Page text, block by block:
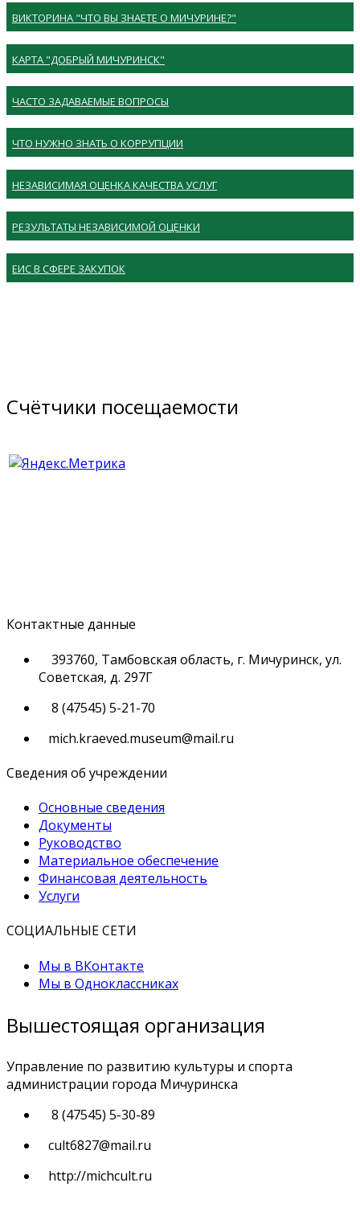
ВИКТОРИНА "ЧТО ВЫ ЗНАЕТЕ О МИЧУРИНЕ?"
КАРТА "ДОБРЫЙ МИЧУРИНСК"
ЧАСТО ЗАДАВАЕМЫЕ ВОПРОСЫ
ЧТО НУЖНО ЗНАТЬ О КОРРУПЦИИ
НЕЗАВИСИМАЯ ОЦЕНКА КАЧЕСТВА УСЛУГ
РЕЗУЛЬТАТЫ НЕЗАВИСИМОЙ ОЦЕНКИ
ЕИС В СФЕРЕ ЗАКУПОК
Счётчики посещаемости
Контактные данные
393760, Тамбовская область, г. Мичуринск, ул.
Советская, д. 297Г
8 (47545) 5-21-70
mich.kraeved.museum@mail.ru
Сведения об учреждении
Основные сведения
Документы
Руководство
Материальное обеспечение
Финансовая деятельность
Услуги
СОЦИАЛЬНЫЕ СЕТИ
Мы в ВКонтакте
Мы в Одноклассниках
Вышестоящая организация
Управление по развитию культуры и спорта
администрации города Мичуринска
8 (47545) 5-30-89
cult6827@mail.ru
http://michcult.ru